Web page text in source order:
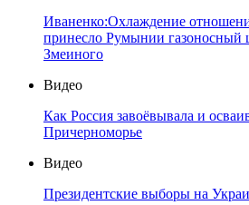
Иваненко:Охлаждение
принесло Румынии газоносный
Змеиного
Видео
Как Россия завоёвывала и
Причерноморье
Видео
Президентские выборы на